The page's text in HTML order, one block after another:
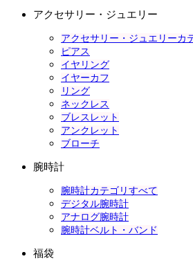
アクセサリー・ジュエリー
アクセサリー・ジュエリーカ
ピアス
イヤリング
イヤーカフ
リング
ネックレス
ブレスレット
アンクレット
ブローチ
腕時計
腕時計カテゴリすべて
デジタル腕時計
アナログ腕時計
腕時計ベルト・バンド
福袋